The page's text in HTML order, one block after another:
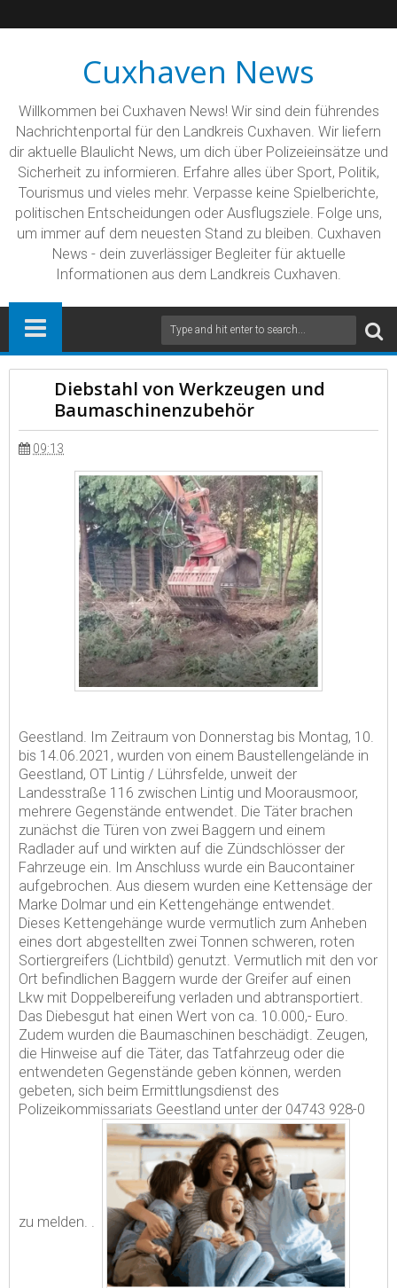
Cuxhaven News
Willkommen bei Cuxhaven News! Wir sind dein führendes
Nachrichtenportal für den Landkreis Cuxhaven. Wir liefern
dir aktuelle Blaulicht News, um dich über Polizeieinsätze und
Sicherheit zu informieren. Erfahre alles über Sport, Politik,
Tourismus und vieles mehr. Verpasse keine Spielberichte,
politischen Entscheidungen oder Ausflugsziele. Folge uns,
um immer auf dem neuesten Stand zu bleiben. Cuxhaven
News - dein zuverlässiger Begleiter für aktuelle
Informationen aus dem Landkreis Cuxhaven.
Diebstahl von Werkzeugen und
Baumaschinenzubehör
09:13
Geestland. Im Zeitraum von Donnerstag bis Montag, 10.
bis 14.06.2021, wurden von einem Baustellengelände in
Geestland, OT Lintig / Lührsfelde, unweit der
Landesstraße 116 zwischen Lintig und Moorausmoor,
mehrere Gegenstände entwendet. Die Täter brachen
zunächst die Türen von zwei Baggern und einem
Radlader auf und wirkten auf die Zündschlösser der
Fahrzeuge ein. Im Anschluss wurde ein Baucontainer
aufgebrochen. Aus diesem wurden eine Kettensäge der
Marke Dolmar und ein Kettengehänge entwendet.
Dieses Kettengehänge wurde vermutlich zum Anheben
eines dort abgestellten zwei Tonnen schweren, roten
Sortiergreifers (Lichtbild) genutzt. Vermutlich mit den vor
Ort befindlichen Baggern wurde der Greifer auf einen
Lkw mit Doppelbereifung verladen und abtransportiert.
Das Diebesgut hat einen Wert von ca. 10.000,- Euro.
Zudem wurden die Baumaschinen beschädigt. Zeugen,
die Hinweise auf die Täter, das Tatfahrzeug oder die
entwendeten Gegenstände geben können, werden
gebeten, sich beim Ermittlungsdienst des
Polizeikommissariats Geestland unter der 04743 928-0
zu melden. .